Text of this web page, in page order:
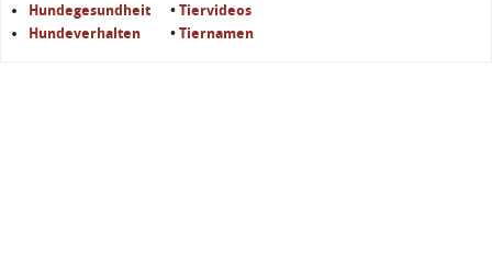
Hundegesundheit • Tiervideos
Hundeverhalten • Tiernamen